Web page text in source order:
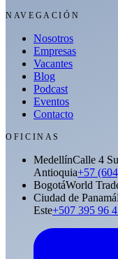
NAVEGACIÓN
Nosotros
Empresas
Vacantes
Blog
Podcast
Eventos
Contacto
OFICINAS
MedellínCalle 4
Antioquia+57
BogotáWorld
Ciudad de Panamá
Este+507 395 96